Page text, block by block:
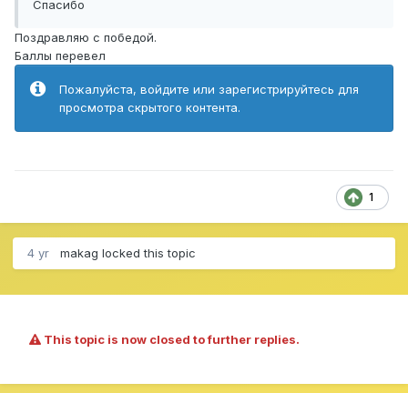
Спасибо
Поздравляю с победой.
Баллы перевел
Пожалуйста, войдите или зарегистрируйтесь для
просмотра скрытого контента.
1
4 yr makag locked this topic
This topic is now closed to further replies.